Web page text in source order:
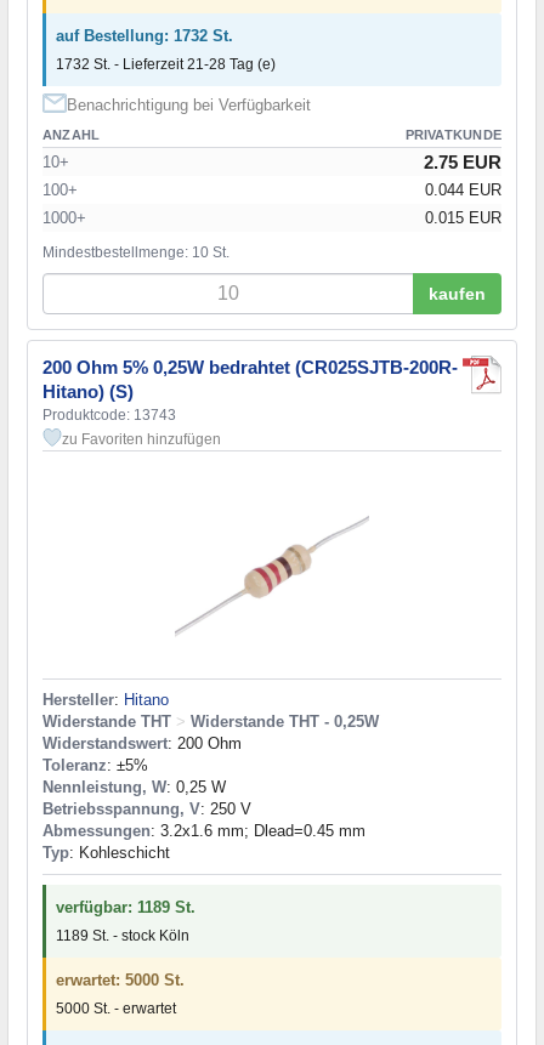
auf Bestellung: 1732 St.
1732 St. - Lieferzeit 21-28 Tag (e)
Benachrichtigung bei Verfügbarkeit
ANZAHL PRIVATKUNDE
10+ 2.75 EUR
100+
0.044 EUR
1000+
0.015 EUR
Mindestbestellmenge: 10 St.
kaufen
200 Ohm 5% 0,25W bedrahtet (CR025SJTB-200R-
Hitano) (S)
Produktcode: 13743
zu Favoriten hinzufügen
Hersteller: Hitano
Widerstande THT > Widerstande THT - 0,25W
Widerstandswert: 200 Ohm
Toleranz: ±5%
Nennleistung, W: 0,25 W
Betriebsspannung, V: 250 V
Abmessungen: 3.2x1.6 mm; Dlead=0.45 mm
Typ: Kohleschicht
verfügbar: 1189 St.
1189 St. - stock Köln
erwartet: 5000 St.
5000 St. - erwartet